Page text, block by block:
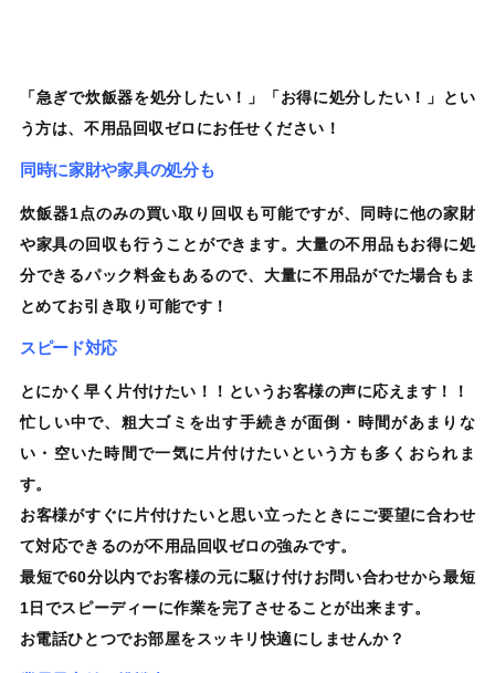
「急ぎで炊飯器を処分したい！」「お得に処分したい！」とい
う方は、不用品回収ゼロ にお任せください！
同時に家財や家具の処分も
炊飯器1点のみの買い取り 回収も可能ですが、同時に他の家財
や家具の回収も行うことができます。大量の不用品もお得に処
分できるパック料金もあるので、大量に不用品がでた場合もま
とめてお引き取り可能です！
スピード対応
とにかく早く片付けたい！！というお客様の声に応えます！！
忙しい中で、粗大ゴミを出す手続きが面倒・時間があまりな
い・空いた時間で一気に片付けたいという方も多くおられま
す。
お客様がすぐに片付けたいと思い立ったときにご要望に合わせ
て対応できるのが不用品回収ゼロの強みです。
最短で60分以内でお客様の元に駆け付けお問い合わせから最短
1日でスピーディーに作業を完了させることが出来ます。
お電話ひとつでお部屋をスッキリ快適にしませんか？